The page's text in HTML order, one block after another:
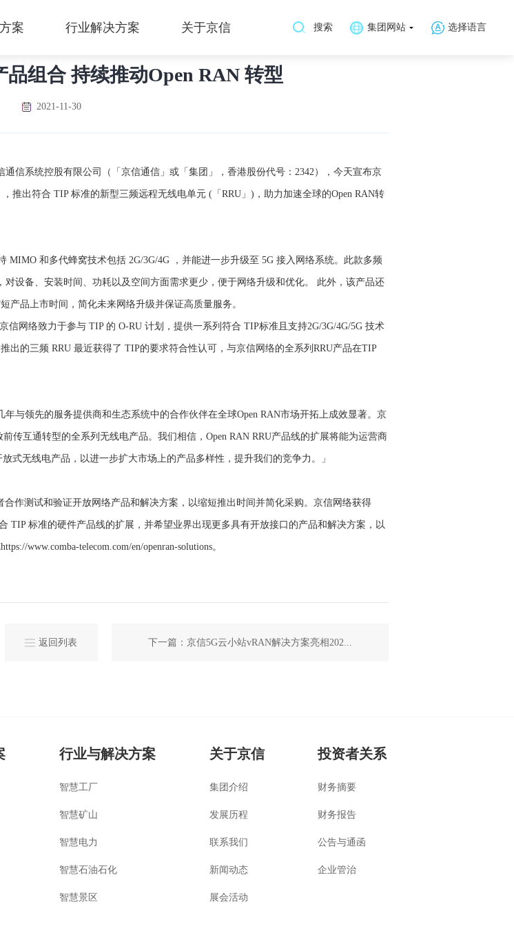
案 行业解决方案 关于京信 搜索 集团网站 选择语言
组合 持续推动Open RAN 转型
2021-11-30
通信系统控股有限公司（「京信通信」或「集团」，香港股份代号：2342），今天宣布京
推出符合 TIP 标准的新型三频远程无线电单元 (「RRU」)，助力加速全球的Open RAN转
和多代蜂窝技术包括 2G/3G/4G ，并能进一步升级至 5G 接入网络系统。此款多频
设备、安装时间、功耗以及空间方面需求更少，便于网络升级和优化。 此外，该产品还
产品上市时间，简化未来网络升级并保证高质量服务。
网络致力于参与 TIP 的 O-RU 计划，提供一系列符合 TIP标准且支持2G/3G/4G/5G 技术
出的三频 RRU 最近获得了 TIP的要求符合性认可，与京信网络的全系列RRU产品在TIP
与领先的服务提供商和生态系统中的合作伙伴在全球Open RAN市场开拓上成效显著。京
传互通转型的全系列无线电产品。我们相信，Open RAN RRU产品线的扩展将能为运营商
式无线电产品，以进一步扩大市场上的产品多样性，提升我们的竞争力。」
作测试和验证开放网络产品和解决方案，以缩短推出时间并简化采购。京信网络获得
TIP 标准的硬件产品线的扩展，并希望业界出现更多具有开放接口的产品和解决方案，以
www.comba-telecom.com/en/openran-solutions。
返回列表 下一篇：京信5G云小站vRAN解决方案亮相202...
行业与解决方案
智慧工厂
智慧矿山
智慧电力
智慧石油石化
智慧景区
关于京信
集团介绍
发展历程
联系我们
新闻动态
展会活动
投资者关系
财务摘要
财务报告
公告与通函
企业管治